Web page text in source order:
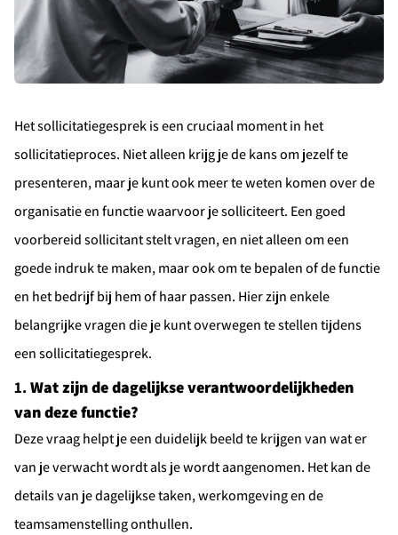
Het sollicitatiegesprek is een cruciaal moment in het
sollicitatieproces. Niet alleen krijg je de kans om jezelf te
presenteren, maar je kunt ook meer te weten komen over de
organisatie en functie waarvoor je solliciteert. Een goed
voorbereid sollicitant stelt vragen, en niet alleen om een
goede indruk te maken, maar ook om te bepalen of de functie
en het bedrijf bij hem of haar passen. Hier zijn enkele
belangrijke vragen die je kunt overwegen te stellen tijdens
een sollicitatiegesprek.
1. Wat zijn de dagelijkse verantwoordelijkheden
van deze functie?
Deze vraag helpt je een duidelijk beeld te krijgen van wat er
van je verwacht wordt als je wordt aangenomen. Het kan de
details van je dagelijkse taken, werkomgeving en de
teamsamenstelling onthullen.